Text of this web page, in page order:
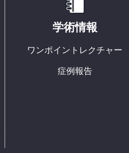
学術情報
ワンポイントレクチャー
症例報告